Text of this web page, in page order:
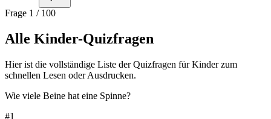
Frage 1 / 100
Alle Kinder-Quizfragen
Hier ist die vollständige Liste der Quizfragen für Kinder zum
schnellen Lesen oder Ausdrucken.
Wie viele Beine hat eine Spinne?
#1